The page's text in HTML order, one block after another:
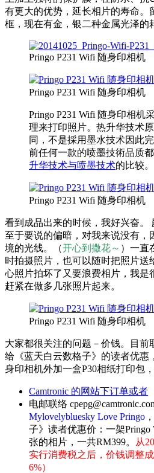
有更大的优势，延长相片的寿命。
框，现在有金，银二种金属光泽的
Pringo P231 Wifi 随身印相机
Pringo P231 Wifi 随身印相机
Pringo P231 Wifi 随身印相机
理来打印照片。热升华技术
同，不是採用墨水技术因此
前任何一款的喷墨技術品质
升华技术与喷墨技术的比较。
Pringo P231 Wifi 随身印相机
看到成品出来的时候，我好兴奋。
至于要说的偏暗，对我来说没有，
境的光线。（开心到撒花～ ）一直
时拍摄照片，也可以随时把照片送
心照片拍坏了又要浪费相片，我是
赶紧在做多几张照片起来。
Pringo P231 Wifi 随身印相机
大家都很关注的问题－价钱。目前
给《蓝天白云数格子》的读者优惠
身印相机外加一盒P30相纸打印包
Camtronic 的网站下订单或者
电邮联络
Mylovelybluesky Love Pringo
子》读者优惠价：一架
张的相片，一共RM399。
从
实行消费税之后，价钱调整
6%）